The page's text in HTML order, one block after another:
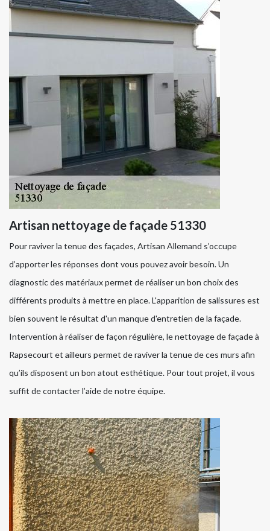
Artisan nettoyage de façade 51330
Pour raviver la tenue des façades, Artisan Allemand s’occupe
d’apporter les réponses dont vous pouvez avoir besoin. Un
diagnostic des matériaux permet de réaliser un bon choix des
différents produits à mettre en place. L'apparition de salissures est
bien souvent le résultat d'un manque d'entretien de la façade.
Intervention à réaliser de façon régulière, le nettoyage de façade à
Rapsecourt et ailleurs permet de raviver la tenue de ces murs afin
qu’ils disposent un bon atout esthétique. Pour tout projet, il vous
suffit de contacter l’aide de notre équipe.